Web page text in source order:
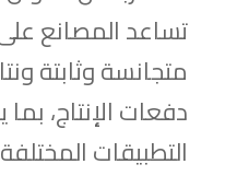
تساعد المصانع
متجانسة وثابتة
دفعات الإنتاج،
التطبيقات